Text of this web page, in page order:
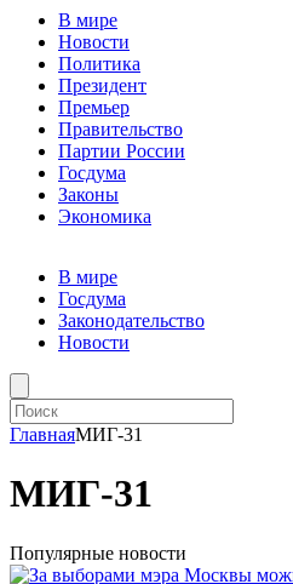
В мире
Новости
Политика
Президент
Премьер
Правительство
Партии России
Госдума
Законы
Экономика
В мире
Госдума
Законодательство
Новости
ГлавнаяМИГ-31
МИГ-31
Популярные новости